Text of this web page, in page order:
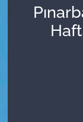
Fıkıh |
Tüm
Son